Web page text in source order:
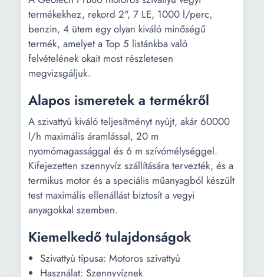
termékekhez, rekord 2", 7 LE, 1000 l/perc,
benzin, 4 ütem egy olyan kiváló minőségű
termék, amelyet a Top 5 listánkba való
felvételének okait most részletesen
megvizsgáljuk.
Alapos ismeretek a termékről
A szivattyú kiváló teljesítményt nyújt, akár 60000
l/h maximális áramlással, 20 m
nyomómagassággal és 6 m szívómélységgel.
Kifejezetten szennyvíz szállítására tervezték, és a
termikus motor és a speciális műanyagból készült
test maximális ellenállást biztosít a vegyi
anyagokkal szemben.
Kiemelkedő tulajdonságok
Szivattyú típusa: Motoros szivattyú
Használat: Szennyvíznek